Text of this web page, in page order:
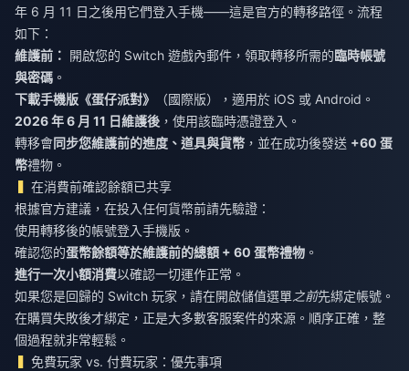
年 6 月 11 日之後用它們登入手機——這是官方的轉移路徑。流程
如下：
維護前： 開啟您的 Switch 遊戲內郵件，領取轉移所需的臨時帳號
與密碼 。
下載手機版《蛋仔派對》
（國際版），適用於 iOS 或 Android。
2026 年 6 月 11 日維護後 ，使用該臨時憑證登入。
轉移會同步您維護前的進度、道具與貨幣 ，並在成功後發送 +60 蛋
幣禮物。
在消費前確認餘額已共享
根據官方建議，在投入任何貨幣前請先驗證：
使用轉移後的帳號登入手機版。
確認您的蛋幣餘額等於維護前的總額 + 60 蛋幣禮物 。
進行一次小額消費以確認一切運作正常。
如果您是回歸的 Switch 玩家，請在開啟儲值選單之前先綁定帳號。
在購買失敗後才綁定，正是大多數客服案件的來源。順序正確，整
個過程就非常輕鬆。
免費玩家 vs. 付費玩家：優先事項